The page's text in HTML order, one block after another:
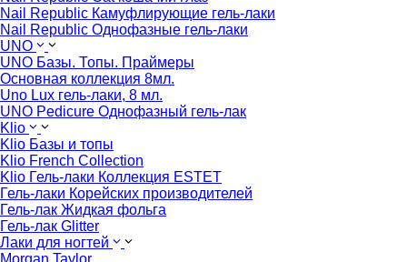
Nail Republic Камуфлирующие гель-лаки
Nail Republic Однофазные гель-лаки
UNO
UNO Базы. Топы. Праймеры
Основная коллекция 8мл.
Uno Lux гель-лаки, 8 мл.
UNO Pedicure Однофазный гель-лак
Klio
Klio Базы и топы
Klio French Collection
Klio Гель-лаки Коллекция ESTET
Гель-лаки Корейских производителей
Гель-лак Жидкая фольга
Гель-лак Glitter
Лаки для ногтей
Morgan Taylor